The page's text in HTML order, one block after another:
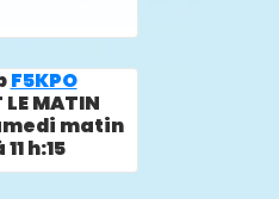
F5KPO
LE MATIN
matin
h:15